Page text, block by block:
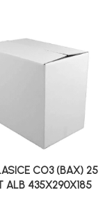
CO3 (BAX) 25
ALB 435X290X185